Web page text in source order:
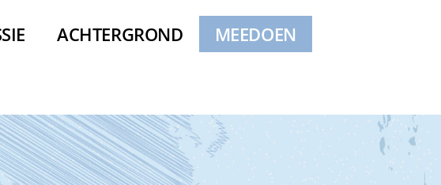
ACHTERGROND MEEDOEN